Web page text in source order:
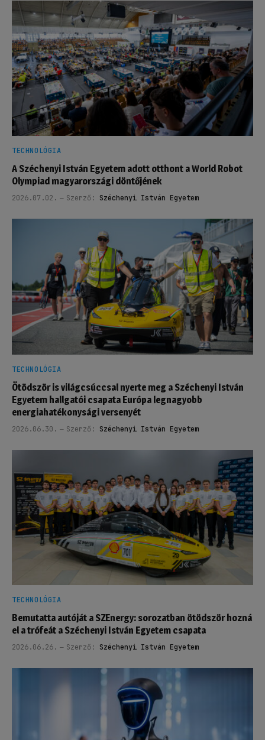
TECHNOLÓGIA
A Széchenyi István Egyetem adott otthont a World Robot
Olympiad magyarországi döntőjének
2026.07.02. Szerző: Széchenyi István Egyetem
TECHNOLÓGIA
Ötödször is világcsúccsal nyerte meg a Széchenyi István
Egyetem hallgatói csapata Európa legnagyobb
energiahatékonysági versenyét
2026.06.30. Szerző: Széchenyi István Egyetem
TECHNOLÓGIA
Bemutatta autóját a SZEnergy: sorozatban ötödször hozná
el a trófeát a Széchenyi István Egyetem csapata
2026.06.26. Szerző: Széchenyi István Egyetem